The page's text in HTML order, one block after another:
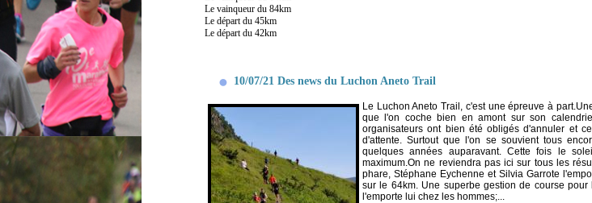
Le vainqueur du 84km
Le départ du 45km
Le départ du 42km
10/07/21 Des news du Luchon Aneto Trail
Le Luchon Aneto Trail, c'est une épreuve à
que l'on coche bien en amont sur son
organisateurs ont bien été obligés d'annuler et
d'attente. Surtout que l'on se souvient tous
quelques années auparavant. Cette fois le
maximum.On ne reviendra pas ici sur tous les
phare, Stéphane Eychenne et Silvia Garrote
sur le 64km. Une superbe gestion de course
l'emporte lui chez les hommes;...